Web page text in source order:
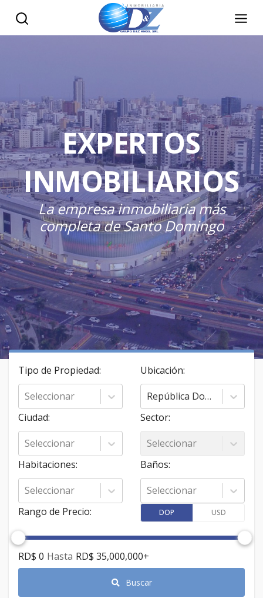
EXPERTOS
INMOBILIARIOS
La empresa inmobiliaria más
completa de Santo Domingo
Tipo de Propiedad:
Seleccionar
Ubicación:
República Dominicana
Ciudad:
Seleccionar
Sector:
Seleccionar
Habitaciones:
Seleccionar
Baños:
Seleccionar
Rango de Precio: DOP USD
RD$ 0 Hasta RD$ 35,000,000+
Buscar